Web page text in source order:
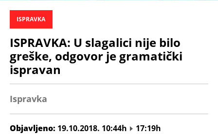
ISPRAVKA
ISPRAVKA: U slagalici nije bilo
greške, odgovor je gramatički
ispravan
Ispravka
Objavljeno: 19.10.2018. 10:44h
17:19h